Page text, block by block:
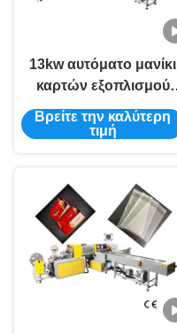
13kw αυτόματο μανίκι
καρτών εξοπλισμού
συσκευασίας τσαντών
ταινιών μηχανών
Βρείτε την καλύτερη
τιμή